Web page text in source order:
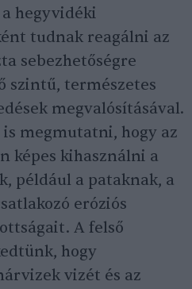
hegyvidéki
tudnak reagálni az
sebezhetőségre
szintű, természetes
megvalósításával.
megmutatni, hogy az
képes kihasználni a
például a pataknak, a
eróziós
A felső
hogy
vizét és az